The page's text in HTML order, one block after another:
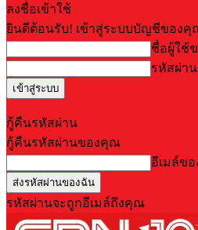
ลงชื่อเข้าใช้
ยินดีต้อนรับ! เข้าสู่ระบบบัญชีของคุ
ชื่อผู้ใช้
รหัสผ่า
กู้คืนรหัสผ่าน
กู้คืนรหัสผ่านของคุณ
อีเมล์ข
รหัสผ่านจะถูกอีเมล์ถึงคุณ